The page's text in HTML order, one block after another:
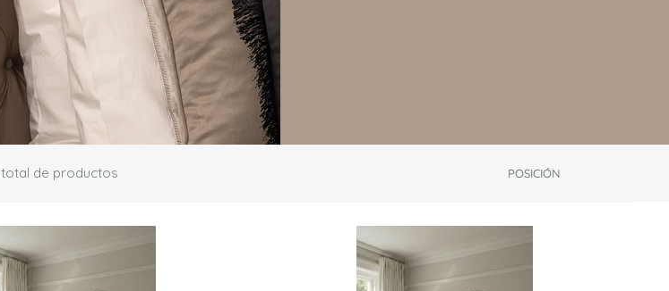
total de productos